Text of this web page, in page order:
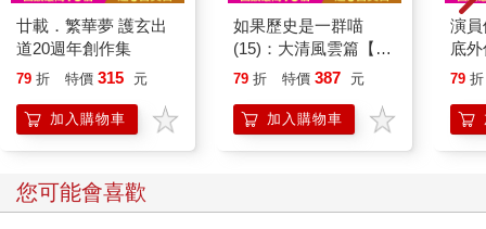
廿載．繁華夢 護玄出
道20週年創作集
79 折 特價 315 元
加入購物車
如果歷史是一群喵
(15)：大清風雲篇【萌
貓漫畫學歷史】
79 折 特價 387 元
加入購物車
演
底
79 折
您可能會喜歡